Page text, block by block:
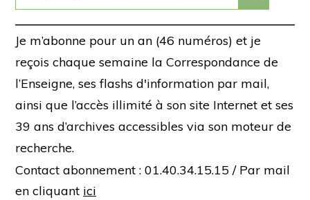
Je m’abonne pour un an (46 numéros) et je
reçois chaque semaine la Correspondance de
l’Enseigne, ses flashs d'information par mail,
ainsi que l’accès illimité à son site Internet et ses
39 ans d’archives accessibles via son moteur de
recherche.
Contact abonnement : 01.40.34.15.15 / Par mail
en cliquant ici